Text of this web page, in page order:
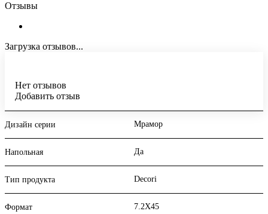
Отзывы
Загрузка отзывов...
Нет отзывов
Добавить отзыв
Дизайн серии Мрамор
Напольная Да
Тип продукта Decori
Формат 7.2X45